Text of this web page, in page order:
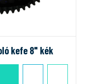
kefe 8" kék